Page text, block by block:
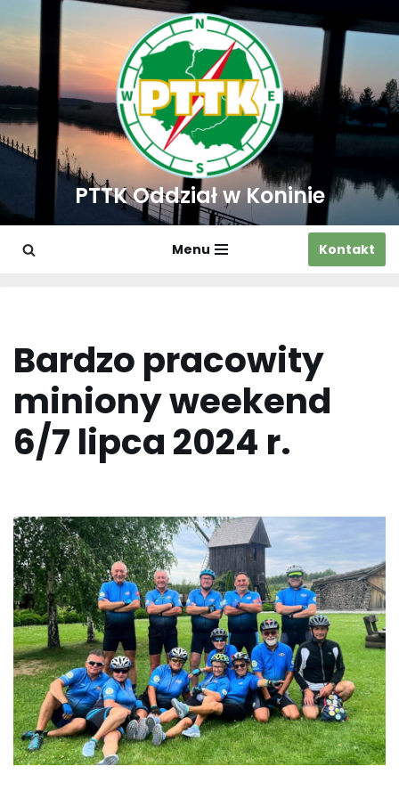
Przejdź
do
treści
PTTK Oddział w Koninie
Menu Kontakt
Bardzo pracowity
miniony weekend
6/7 lipca 2024 r.